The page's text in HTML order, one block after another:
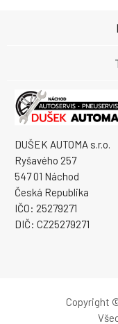
DUŠEK AUTOMA s.r.o.
Ryšavého 257
547 01 Náchod
Česká Republika
IČO: 25279271
DIČ: CZ25279271
Copyright